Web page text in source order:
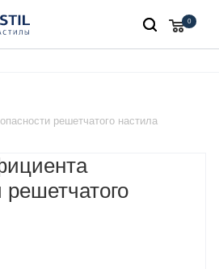
0
решетчатого настила
решетчатого